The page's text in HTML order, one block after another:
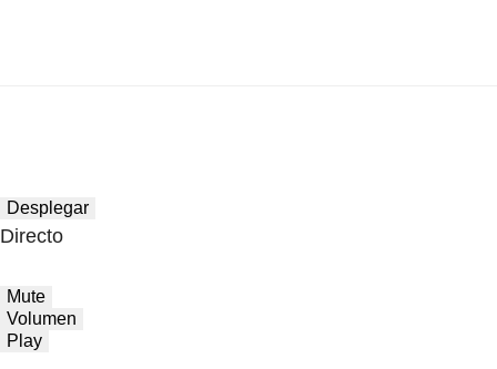
Desplegar
Directo
Mute
Volumen
Play